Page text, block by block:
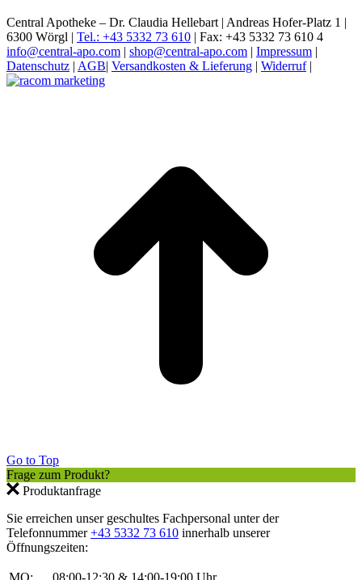
Central Apotheke – Dr. Claudia Hellebart | Andreas Hofer-Platz 1 |
6300 Wörgl | Tel.: +43 5332 73 610 | Fax: +43 5332 73 610 4
info@central-apo.com | shop@central-apo.com | Impressum |
Datenschutz | AGB| Versandkosten & Lieferung | Widerruf|
Go to Top
Frage zum Produkt?
Produktanfrage
Sie erreichen unser geschultes Fachpersonal unter der
Telefonnummer+43 5332 73 610 innerhalb unserer
Öffnungszeiten:
MO: 08:00-12:30 & 14:00-19:00 Uhr